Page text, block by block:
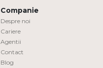
Companie
Despre noi
Cariere
Agentii
Contact
Blog